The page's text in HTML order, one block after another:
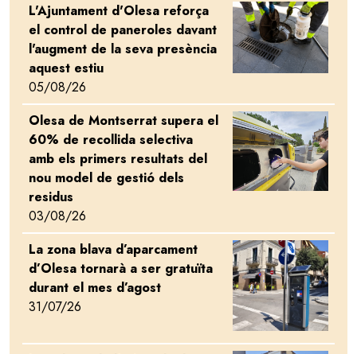
L'Ajuntament d'Olesa reforça
el control de paneroles davant
l'augment de la seva presència
aquest estiu
05/08/26
Image
Olesa de Montserrat supera el
60% de recollida selectiva
amb els primers resultats del
nou model de gestió dels
residus
03/08/26
Image
La zona blava d’aparcament
d’Olesa tornarà a ser gratuïta
durant el mes d’agost
31/07/26
Image